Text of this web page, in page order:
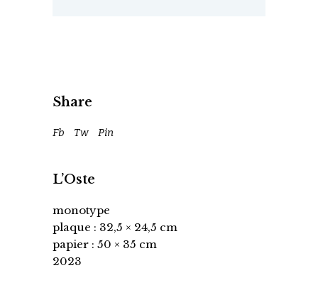
L’Oste
monotype
plaque : 32,5 × 24,5 cm
papier : 50 × 35 cm
2023
Share
Fb Tw Pin